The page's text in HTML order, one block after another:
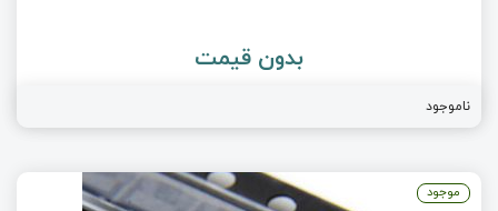
بدون قیمت
ناموجود
موجود